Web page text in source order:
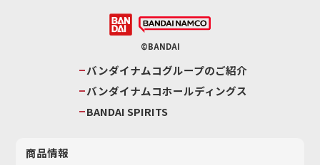
©BANDAI
バンダイナムコグループのご紹介
バンダイナムコホールディングス
BANDAI SPIRITS
商品情報